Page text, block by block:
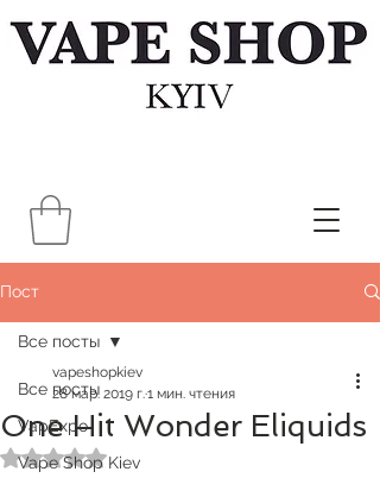
Пост
Все посты
VapExpo
Vape Shop Kiev
Все посты
One Hit Wonder Eliquids
vapeshopkiev
28 мар. 2019 г. 1 мин. чтения
Оценка: не число из 5 звезд.